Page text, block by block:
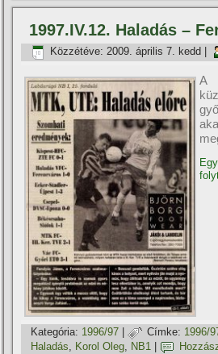
1997.IV.12. Haladás –
Közzétéve: 2009. április 7. kedd
A
Kategória: 1996/97 | Címke: 1996/
Haladás, Korol Oleg, NB1